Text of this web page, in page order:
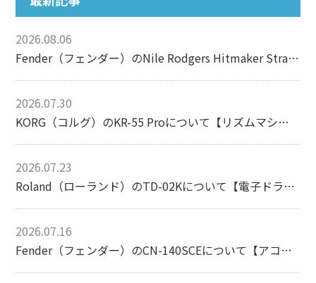
2026.08.06
Fender（フェンダー）のNile Rodgers Hitmaker Stratocasterについて【エレキギター】
2026.07.30
KORG（コルグ）のKR-55 Proについて【リズムマシン】
2026.07.23
Roland（ローランド）のTD-02Kについて【電子ドラム】
2026.07.16
Fender（フェンダー）のCN-140SCEについて【アコースティックギター】